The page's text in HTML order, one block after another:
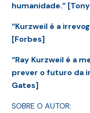
humanidade.”
“Kurzweil é a
[Forbes]
“Ray Kurzweil é a
prever o futuro da
Gates]
SOBRE O AUTOR: